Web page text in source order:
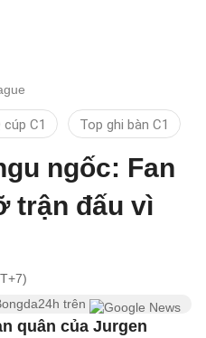
cúp C1 Top ghi bàn C1
ngốc: Fan
trận đấu vì
trên
quân của Jurgen